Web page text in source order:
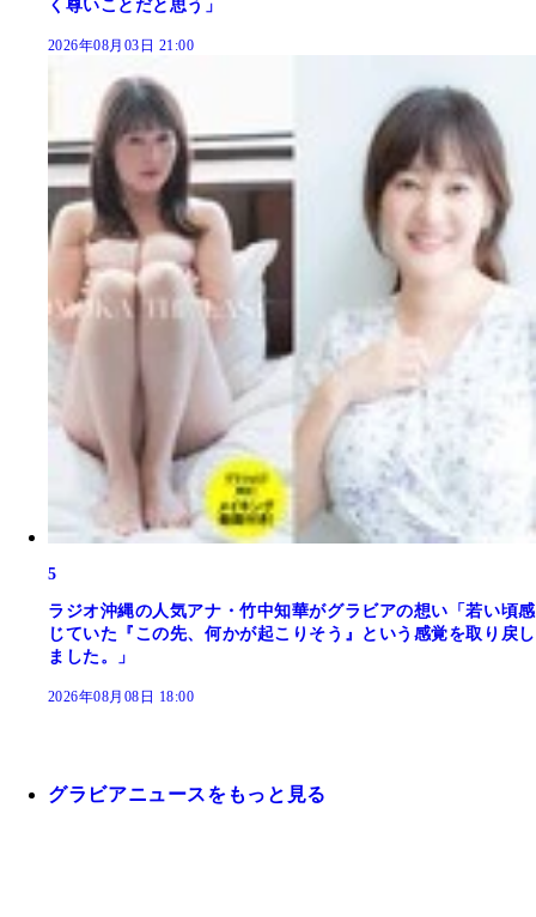
く尊いことだと思う」
2026年08月03日 21:00
5
ラジオ沖縄の人気アナ・竹中知華がグラビアの想い「若い頃感
じていた『この先、何かが起こりそう』という感覚を取り戻し
ました。」
2026年08月08日 18:00
グラビアニュースをもっと見る